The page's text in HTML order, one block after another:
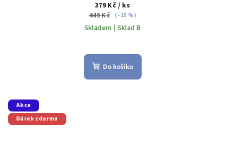
379 Kč / ks
449 Kč (–15 %)
Skladem | Sklad B
Do košíku
Akce
Dárek zdarma